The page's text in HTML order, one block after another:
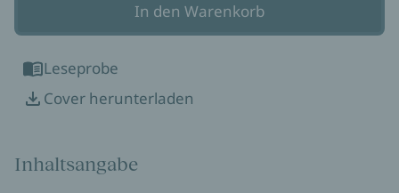
In den Warenkorb
Leseprobe
Cover herunterladen
Inhaltsangabe